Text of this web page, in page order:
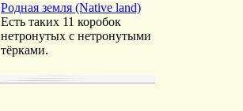
Родная земля (Native land)
Есть таких 11 коробок
нетронутых с нетронутыми
тёрками.